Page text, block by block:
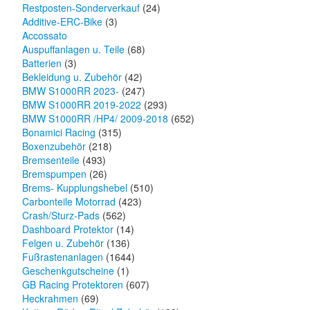
Restposten-Sonderverkauf (24)
Additive-ERC-Bike (3)
Accossato
Auspuffanlagen u. Teile (68)
Batterien (3)
Bekleidung u. Zubehör (42)
BMW S1000RR 2023- (247)
BMW S1000RR 2019-2022 (293)
BMW S1000RR /HP4/ 2009-2018 (652)
Bonamici Racing (315)
Boxenzubehör (218)
Bremsenteile (493)
Bremspumpen (26)
Brems- Kupplungshebel (510)
Carbonteile Motorrad (423)
Crash/Sturz-Pads (562)
Dashboard Protektor (14)
Felgen u. Zubehör (136)
Fußrastenanlagen (1644)
Geschenkgutscheine (1)
GB Racing Protektoren (607)
Heckrahmen (69)